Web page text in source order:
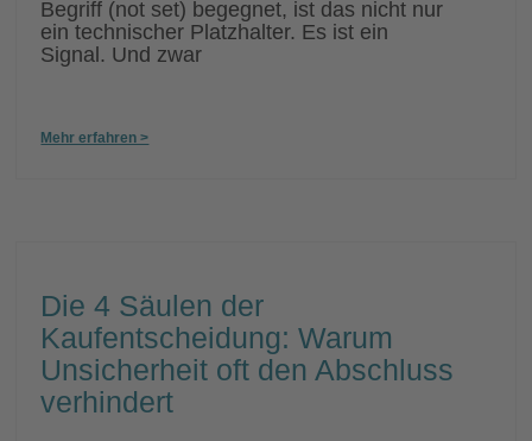
Begriff (not set) begegnet, ist das nicht nur
ein technischer Platzhalter. Es ist ein
Signal. Und zwar
Mehr erfahren >
Die 4 Säulen der
Kaufentscheidung: Warum
Unsicherheit oft den Abschluss
verhindert